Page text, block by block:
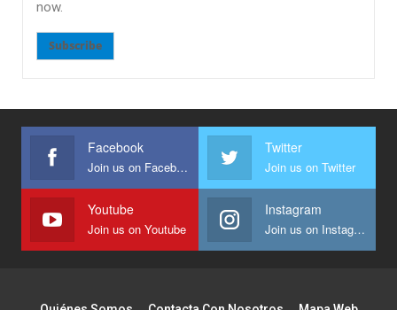
now.
Subscribe
Facebook
Join us on Facebook
Twitter
Join us on Twitter
Youtube
Join us on Youtube
Instagram
Join us on Instagram